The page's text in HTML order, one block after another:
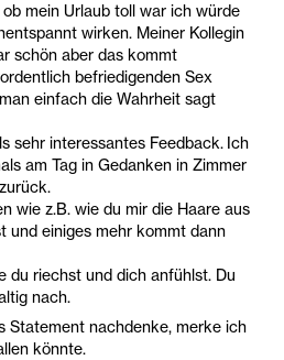
mein Urlaub toll war ich würde
wirken. Meiner Kollegin
schön aber das kommt
befriedigenden Sex
einfach die Wahrheit sagt
sehr interessantes Feedback. Ich
am Tag in Gedanken in Zimmer
wie z.B. wie du mir die Haare aus
und einiges mehr kommt dann
du riechst und dich anfühlst. Du
nach.
Statement nachdenke, merke ich
könnte.